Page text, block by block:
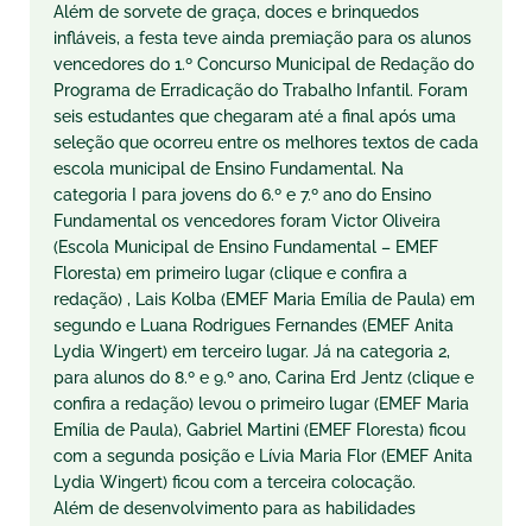
Além de sorvete de graça, doces e brinquedos
infláveis, a festa teve ainda premiação para os alunos
vencedores do 1.º Concurso Municipal de Redação do
Programa de Erradicação do Trabalho Infantil. Foram
seis estudantes que chegaram até a final após uma
seleção que ocorreu entre os melhores textos de cada
escola municipal de Ensino Fundamental. Na
categoria I para jovens do 6.º e 7.º ano do Ensino
Fundamental os vencedores foram Victor Oliveira
(Escola Municipal de Ensino Fundamental – EMEF
Floresta) em primeiro lugar (clique e confira a
redação) , Lais Kolba (EMEF Maria Emília de Paula) em
segundo e Luana Rodrigues Fernandes (EMEF Anita
Lydia Wingert) em terceiro lugar. Já na categoria 2,
para alunos do 8.º e 9.º ano, Carina Erd Jentz (clique e
confira a redação) levou o primeiro lugar (EMEF Maria
Emília de Paula), Gabriel Martini (EMEF Floresta) ficou
com a segunda posição e Lívia Maria Flor (EMEF Anita
Lydia Wingert) ficou com a terceira colocação.
Além de desenvolvimento para as habilidades